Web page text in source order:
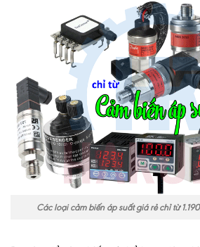
Các loại cảm biến áp suất giá rẻ chỉ từ